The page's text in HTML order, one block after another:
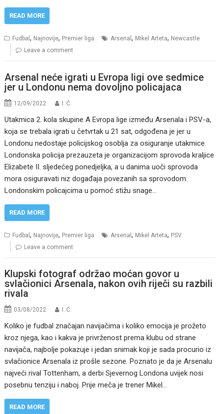
READ MORE
Fudbal, Najnovije, Premier liga Arsenal, Mikel Arteta, Newcastle
Leave a comment
Arsenal neće igrati u Evropa ligi ove sedmice
jer u Londonu nema dovoljno policajaca
12/09/2022 I. Ć.
Utakmica 2. kola skupine A Evropa lige između Arsenala i PSV-a,
koja se trebala igrati u četvrtak u 21 sat, odgođena je jer u
Londonu nedostaje policijskog osoblja za osiguranje utakmice.
Londonska policija prezauzeta je organizacijom sprovoda kraljice
Elizabete II. sljedećeg ponedjeljka, a u danima uoči sprovoda
mora osiguravati niz događaja povezanih sa sprovodom.
Londonskim policajcima u pomoć stižu snage…
READ MORE
Fudbal, Najnovije, Premier liga Arsenal, Mikel Arteta, PSV
Leave a comment
Klupski fotograf održao moćan govor u
svlačionici Arsenala, nakon ovih riječi su razbili
rivala
03/08/2022 I. Ć.
Koliko je fudbal značajan navijačima i koliko emocija je prožeto
kroz njega, kao i kakva je privrženost prema klubu od strane
navijača, najbolje pokazuje i jedan snimak koji je sada procurio iz
svlačionice Arsenala iz prošle sezone. Poznato je da je Arsenalu
najveći rival Tottenham, a derbi Sjevernog Londona uvijek nosi
posebnu tenziju i naboj. Prije meča je trener Mikel…
READ MORE